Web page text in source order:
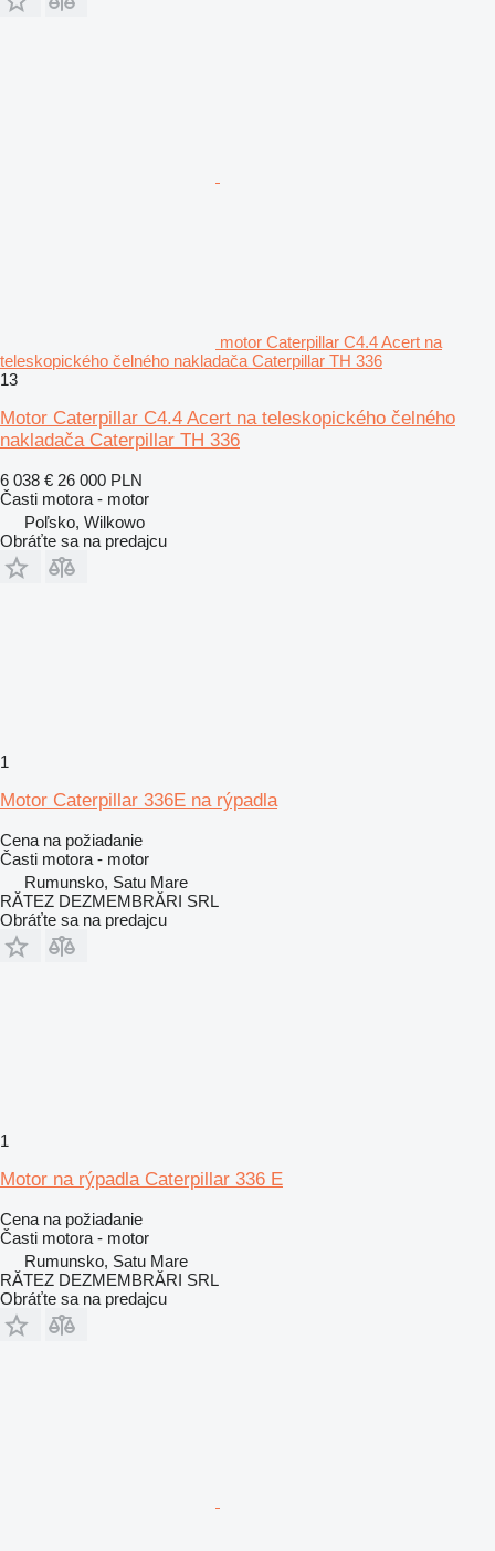
motor Caterpillar C4.4 Acert na
teleskopického čelného nakladača Caterpillar TH 336
13
Motor Caterpillar C4.4 Acert na teleskopického čelného
nakladača Caterpillar TH 336
6 038 € 26 000 PLN
Časti motora - motor
Poľsko, Wilkowo
Obráťte sa na predajcu
1
Motor Caterpillar 336E na rýpadla
Cena na požiadanie
Časti motora - motor
Rumunsko, Satu Mare
RĂTEZ DEZMEMBRĂRI SRL
Obráťte sa na predajcu
1
Motor na rýpadla Caterpillar 336 E
Cena na požiadanie
Časti motora - motor
Rumunsko, Satu Mare
RĂTEZ DEZMEMBRĂRI SRL
Obráťte sa na predajcu